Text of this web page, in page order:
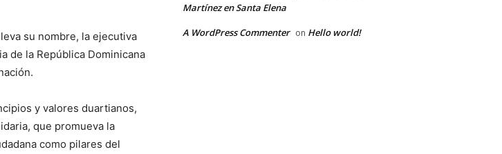
su nombre, la ejecutiva
de la República Dominicana
y valores duartianos,
que promueva la
como pilares del
Martínez en Santa Elena
A WordPress Commenter on Hello world!